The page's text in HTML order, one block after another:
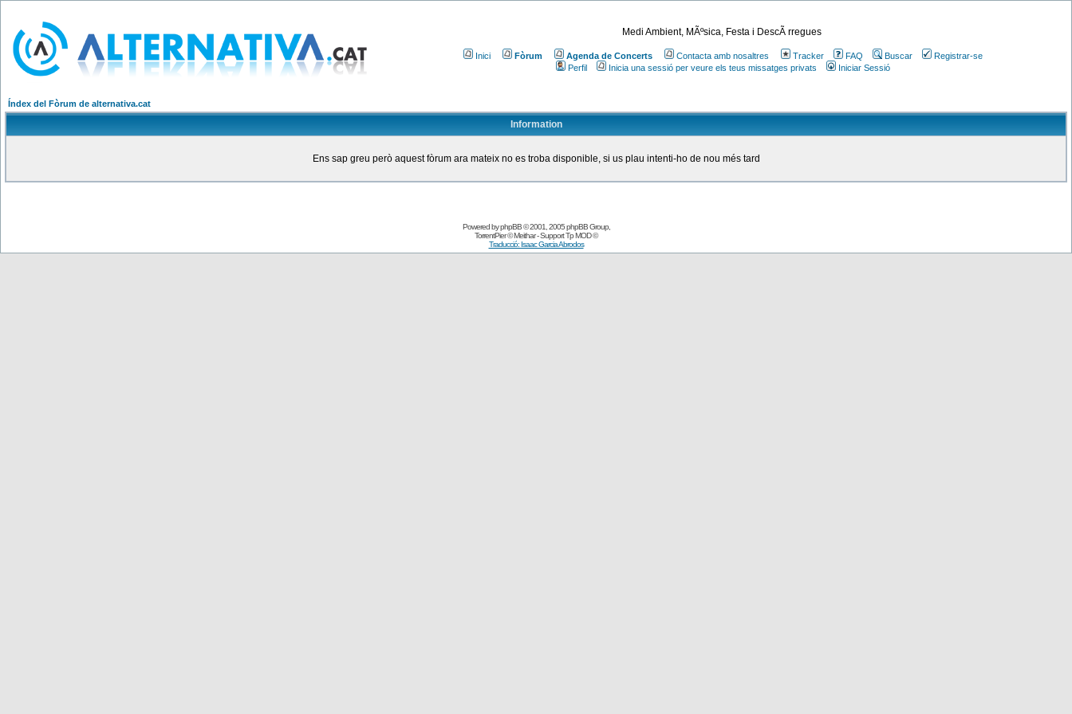
Medi Ambient, MÃºsica, Festa i DescÃ rregues
Inici Fòrum Agenda de Concerts Contacta amb nosaltres Tracker FAQ Buscar
Registrar-se
Perfil
Inicia una sessió per veure els teus missatges privats Iniciar Sessió
Índex del Fòrum de alternativa.cat
Information
Ens sap greu però aquest fòrum ara mateix no es troba disponible, si us plau intenti-ho de nou més tard
Powered byphpBB© 2001, 2005 phpBB Group,
TorrentPier© Meithar - SupportTp MOD©
Traducció: Isaac Garcia Abrodos